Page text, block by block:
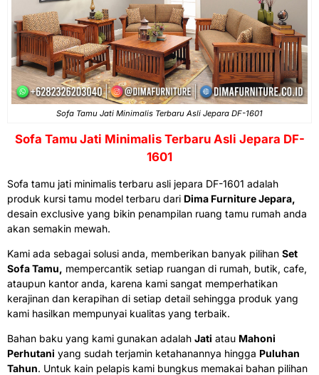
Sofa Tamu Jati Minimalis Terbaru Asli Jepara DF-1601
Sofa Tamu Jati MinimalisTerbaru Asli Jepara DF-
1601
Sofa tamu jati minimalis terbaru asli jepara DF-1601 adalah
produk kursi tamu model terbaru dari Dima Furniture Jepara,
desain exclusive yang bikin penampilan ruang tamu rumah anda
akan semakin mewah.
Kami ada sebagai solusi anda, memberikan banyak pilihan Set
Sofa Tamu, mempercantik setiap ruangan di rumah, butik, cafe,
ataupun kantor anda, karena kami sangat memperhatikan
kerajinan dan kerapihan di setiap detail sehingga produk yang
kami hasilkan mempunyai kualitas yang terbaik.
Bahan baku yang kami gunakan adalah Jati atau Mahoni
Perhutani yang sudah terjamin ketahanannya hingga Puluhan
Tahun. Untuk kain pelapis kami bungkus memakai bahan pilihan